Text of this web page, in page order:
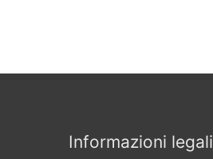
Informazioni legali